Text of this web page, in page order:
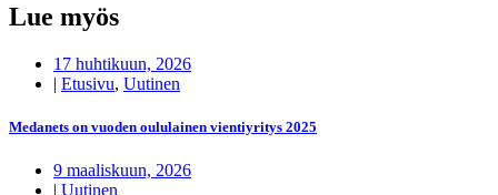
Lue myös
17 huhtikuun, 2026
| Etusivu, Uutinen
Medanets on vuoden oululainen vientiyritys 2025
9 maaliskuun, 2026
| Uutinen